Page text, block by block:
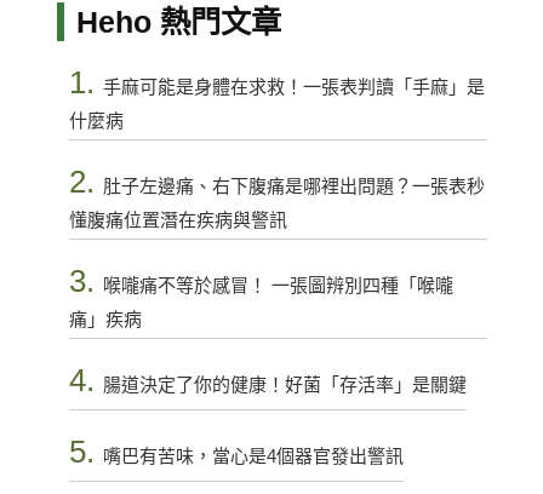
Heho 熱門文章
1. 手麻可能是身體在求救！一張表判讀「手麻」是
什麼病
2. 肚子左邊痛、右下腹痛是哪裡出問題？一張表秒
懂腹痛位置潛在疾病與警訊
3.
喉嚨痛不等於感冒！ 一張圖辨別四種「喉嚨
痛」疾病
4. 腸道決定了你的健康！好菌「存活率」是關鍵
5. 嘴巴有苦味，當心是4個器官發出警訊